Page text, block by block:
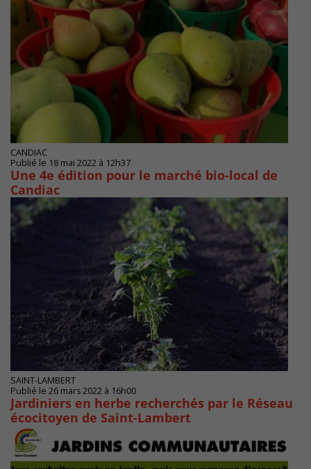
CANDIAC
Publié le 18 mai 2022 à 12h37
Une 4e édition pour le marché bio-local de
Candiac
SAINT-LAMBERT
Publié le 26 mars 2022 à 16h00
Jardiniers en herbe recherchés par le Réseau
écocitoyen de Saint-Lambert